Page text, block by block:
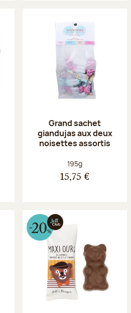
Grand sachet
giandujas aux deux
noisettes assortis
Poids net :
195g
15,75 €